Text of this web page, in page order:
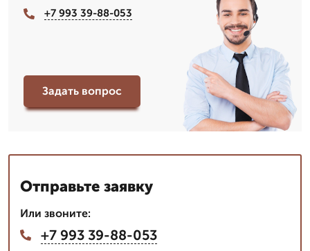
+7 993 39-88-053
Задать вопрос
Отправьте заявку
Или звоните:
+7 993 39-88-053